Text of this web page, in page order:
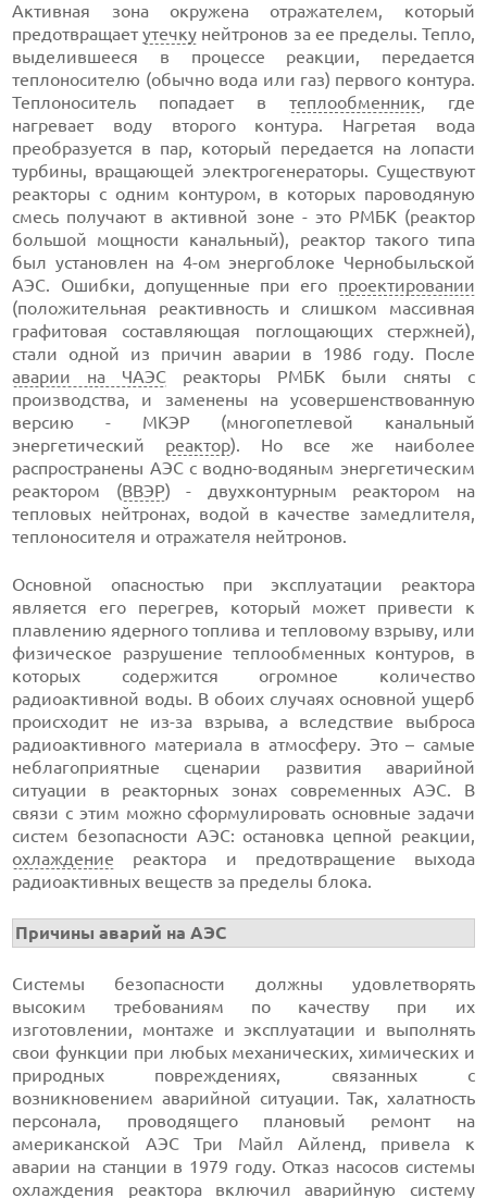
Активная зона окружена отражателем, который
предотвращаетутечку нейтронов за ее пределы. Тепло,
выделившееся в процессе реакции, передается
теплоносителю (обычно вода или газ) первого контура.
Теплоноситель попадает в теплообменник, где
нагревает воду второго контура. Нагретая вода
преобразуется в пар, который передается на лопасти
турбины, вращающей электрогенераторы. Существуют
реакторы с одним контуром, в которых пароводяную
смесь получают в активной зоне - это РМБК (реактор
большой мощности канальный), реактор такого типа
был установлен на 4-ом энергоблоке Чернобыльской
АЭС. Ошибки, допущенные при его проектировании
(положительная реактивность и слишком массивная
графитовая составляющая поглощающих стержней),
стали одной из причин аварии в 1986 году. После
аварии на ЧАЭС реакторы РМБК были сняты с
производства, и заменены на усовершенствованную
версию - МКЭР (многопетлевой канальный
энергетический реактор). Но все же наиболее
распространены АЭС с водно-водяным энергетическим
реактором (ВВЭР) - двухконтурным реактором на
тепловых нейтронах, водой в качестве замедлителя,
теплоносителя и отражателя нейтронов.
Основной опасностью при эксплуатации реактора
является его перегрев, который может привести к
плавлению ядерного топлива и тепловому взрыву, или
физическое разрушение теплообменных контуров, в
которых содержится огромное количество
радиоактивной воды. В обоих случаях основной ущерб
происходит не из-за взрыва, а вследствие выброса
радиоактивного материала в атмосферу. Это – самые
неблагоприятные сценарии развития аварийной
ситуации в реакторных зонах современных АЭС. В
связи с этим можно сформулировать основные задачи
систем безопасности АЭС: остановка цепной реакции,
охлаждение реактора и предотвращение выхода
радиоактивных веществ за пределы блока.
Причины аварий на АЭС
Системы безопасности должны удовлетворять
высоким требованиям по качеству при их
изготовлении, монтаже и эксплуатации и выполнять
свои функции при любых механических, химических и
природных повреждениях, связанных с
возникновением аварийной ситуации. Так, халатность
персонала, проводящего плановый ремонт на
американской АЭС Три Майл Айленд, привела к
аварии на станции в 1979 году. Отказ насосов системы
охлаждения реактора включил аварийную систему